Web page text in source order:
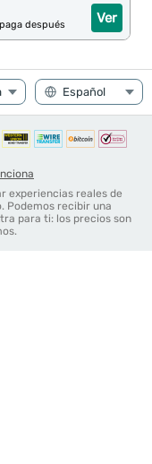
Ver
después
experiencias reales de
Podemos recibir una
para ti: los precios son